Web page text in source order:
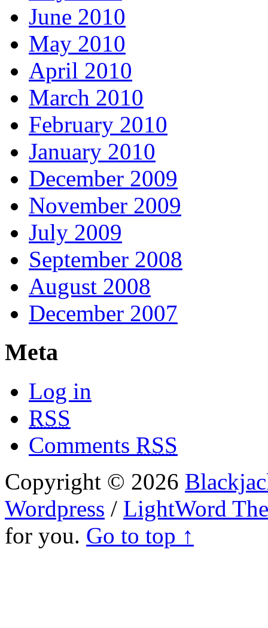
June 2010
May 2010
April 2010
March 2010
February 2010
January 2010
December 2009
November 2009
July 2009
September 2008
August 2008
December 2007
Meta
Log in
RSS
Comments RSS
Copyright © 2026
Wordpress / LightWord
for you. Go to top ↑